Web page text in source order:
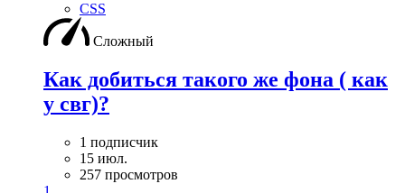
CSS
Сложный
Как добиться такого же фона ( как
у свг)?
1 подписчик
15 июл.
257 просмотров